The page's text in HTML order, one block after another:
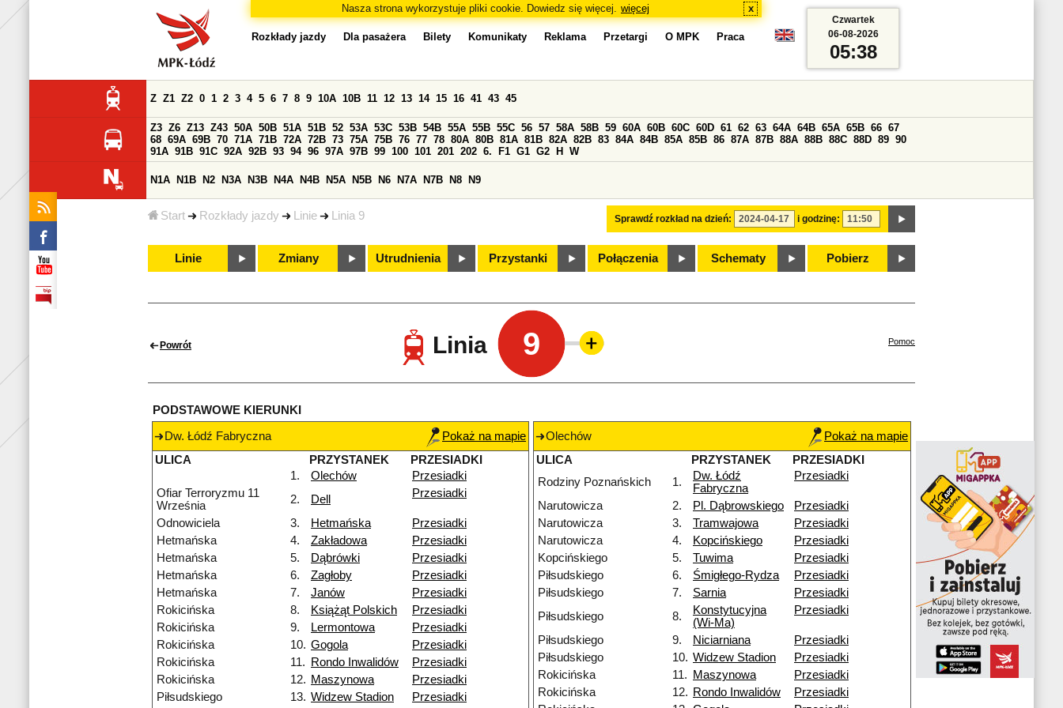
Nasza strona wykorzystuje pliki cookie. Dowiedz się więcej. więcej x
Start Rozkłady jazdy Linie Linia 9
Rozkłady jazdy Dla pasażera Bilety Komunikaty Reklama Przetargi O MPK Praca
Sprawdź rozkład na dzień: i godzinę:
Z Z1 Z2 0 1 2 3 4 5 6 7 8 9 10A 10B 11 12 13 14 15 16 41 43 45
Z3 Z6 Z13 Z43 50A 50B 51A 51B 52 53A 53C 53B 54B 55A 55B 55C 56 57 58A 58B 59 60A 60B 60C 60D 61 62 63 64A 64B 65A 65B 66 67
68 69A 69B 70 71A 71B 72A 72B 73 75A 75B 76 77 78 80A 80B 81A 81B 82A 82B 83 84A 84B 85A 85B 86 87A 87B 88A 88B 88C 88D 89 90
91A 91B 91C 92A 92B 93 94 96 97A 97B 99 100 101 201 202 6. F1 G1 G2 H W
N1A N1B N2 N3A N3B N4A N4B N5A N5B N6 N7A N7B N8 N9
Linie Zmiany Utrudnienia Przystanki Połączenia Schematy Pobierz
Czwartek
06-08-2026
05:38
Powrót Linia 9 Pomoc
PODSTAWOWE KIERUNKI
Dw. Łódź Fabryczna
Pokaż na mapie
ULICA
PRZYSTANEK
PRZESIADKI
1.
Olechów
Przesiadki
Ofiar Terroryzmu 11
Września
2. Dell Przesiadki
Odnowiciela 3. Hetmańska
Przesiadki
Hetmańska
4. Zakładowa
Przesiadki
Hetmańska
5. Dąbrówki
Przesiadki
Hetmańska
6. Zagłoby
Przesiadki
Hetmańska
7. Janów
Przesiadki
Rokicińska
8. Książąt Polskich
Przesiadki
Rokicińska
9. Lermontowa
Przesiadki
Rokicińska
10. Gogola
Przesiadki
Rokicińska
11. Rondo Inwalidów
Przesiadki
Rokicińska
12. Maszynowa
Przesiadki
Piłsudskiego
13. Widzew Stadion Przesiadki
Olechów
Pokaż na mapie
ULICA
PRZYSTANEK
PRZESIADKI
Rodziny Poznańskich
1.
Dw. Łódź
Fabryczna
Przesiadki
Narutowicza 2. Pl. Dąbrowskiego
Przesiadki
Narutowicza
3. Tramwajowa
Przesiadki
Narutowicza
4. Kopcińskiego
Przesiadki
Kopcińskiego
5. Tuwima
Przesiadki
Piłsudskiego
6. Śmigłego-Rydza
Przesiadki
Piłsudskiego
7. Sarnia
Przesiadki
Piłsudskiego
8.
Konstytucyjna
(Wi-Ma)
Przesiadki
Piłsudskiego 9. Niciarniana
Przesiadki
Piłsudskiego
10. Widzew Stadion
Przesiadki
Rokicińska
11. Maszynowa
Przesiadki
Rokicińska
12. Rondo Inwalidów
Przesiadki